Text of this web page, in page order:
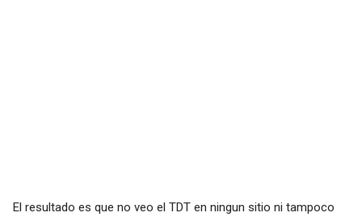
El resultado es que no veo el TDT en ningun sitio ni tampoco